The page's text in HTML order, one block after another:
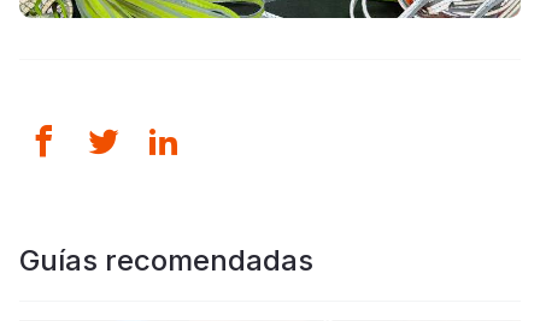
Guías recomendadas